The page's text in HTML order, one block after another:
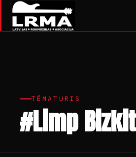
TĒMATURIS
#Limp Bizkit